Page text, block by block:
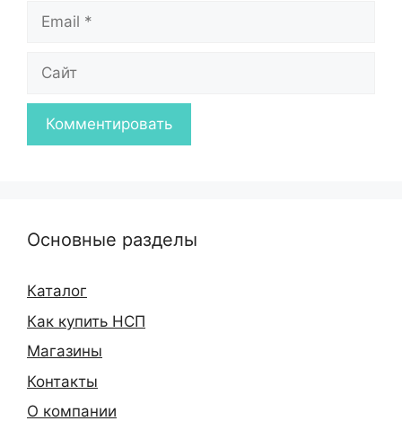
Email
Сайт
Основные разделы
Каталог
Как купить НСП
Магазины
Контакты
О компании